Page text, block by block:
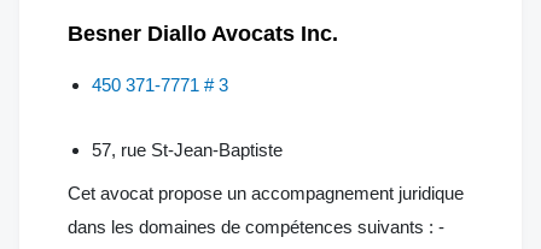
Besner Diallo Avocats Inc.
450 371-7771 # 3
57, rue St-Jean-Baptiste
Cet avocat propose un accompagnement juridique
dans les domaines de compétences suivants : -